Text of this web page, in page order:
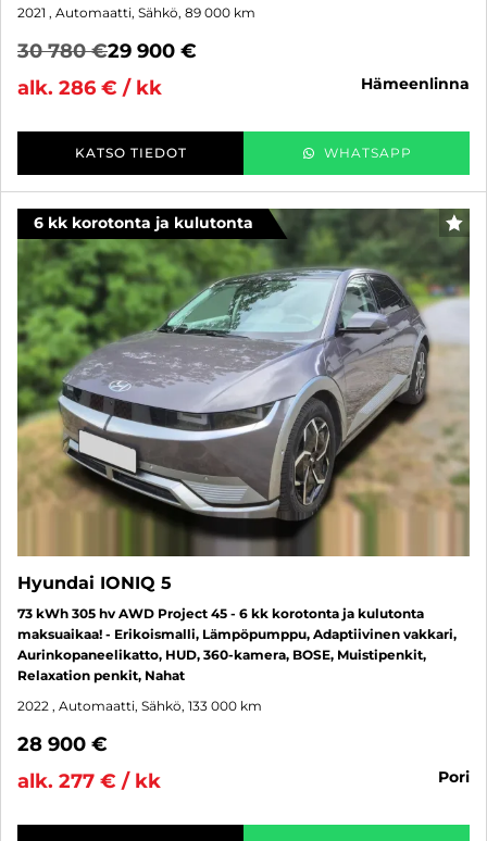
2021 , Automaatti, Sähkö, 89 000 km
30 780 €29 900 €
alk. 286 € / kk
hämeenlinna
KATSO TIEDOT WHATSAPP
6 kk korotonta ja kulutonta
Hyundai IONIQ 5
73 kWh 305 hv AWD Project 45 - 6 kk korotonta ja kulutonta
maksuaikaa! - Erikoismalli, Lämpöpumppu, Adaptiivinen vakkari,
Aurinkopaneelikatto, HUD, 360-kamera, BOSE, Muistipenkit,
Relaxation penkit, Nahat
2022 , Automaatti, Sähkö, 133 000 km
28 900 €
alk. 277 € / kk
pori